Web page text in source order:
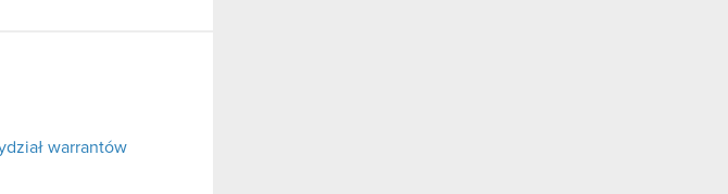
warrantów